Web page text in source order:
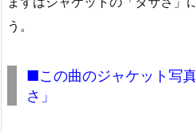
う。
■この曲のジャケット写
さ」